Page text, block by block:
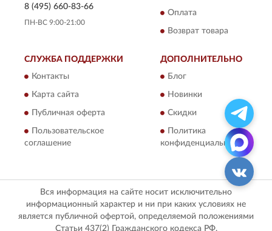
8 (495) 660-83-66
ПН-ВС 9:00-21:00
Оплата
Возврат товара
СЛУЖБА ПОДДЕРЖКИ
Контакты
Карта сайта
Публичная оферта
Пользовательское
соглашение
ДОПОЛНИТЕЛЬНО
Блог
Новинки
Скидки
Политика
конфиденциальности
Вся информация на сайте носит исключительно
информационный характер и ни при каких условиях не
является публичной офертой, определяемой положениями
Статьи 437(2) Гражданского кодекса РФ.